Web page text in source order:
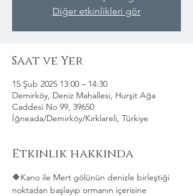
Diğer etkinlikleri gör
Saat ve Yer
15 Şub 2025 13:00 – 14:30
Demirköy, Deniz Mahallesi, Hurşit Ağa
Caddesi No 99, 39650
İğneada/Demirköy/Kırklareli, Türkiye
Etkinlik hakkında
🔶Kano ile Mert gölünün denizle birleştiği
noktadan başlayıp ormanın içerisine